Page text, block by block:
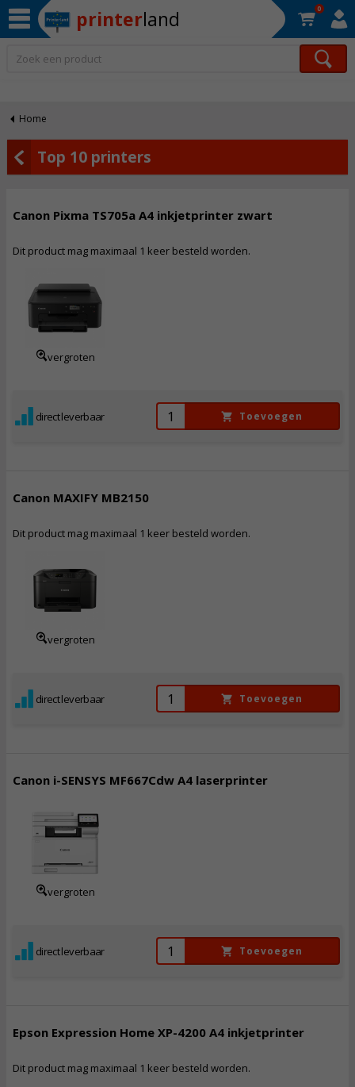
printerland 0
Home
Top 10 printers
Canon Pixma TS705a A4 inkjetprinter zwart
Dit product mag maximaal 1 keer besteld worden.
vergroten
direct leverbaar Toevoegen
Canon MAXIFY MB2150
Dit product mag maximaal 1 keer besteld worden.
vergroten
direct leverbaar Toevoegen
Canon i-SENSYS MF667Cdw A4 laserprinter
vergroten
direct leverbaar Toevoegen
Epson Expression Home XP-4200 A4 inkjetprinter
Dit product mag maximaal 1 keer besteld worden.